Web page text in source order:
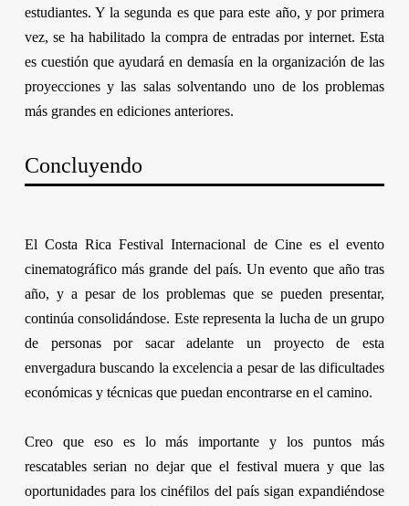
estudiantes. Y la segunda es que para este año, y por primera
vez, se ha habilitado la compra de entradas por internet. Esta
es cuestión que ayudará en demasía en la organización de las
proyecciones y las salas solventando uno de los problemas
más grandes en ediciones anteriores.
Concluyendo
ElCosta Rica Festival Internacional de Cinees el evento
cinematográfico más grande del país. Un evento que año tras
año, y a pesar de los problemas que se pueden presentar,
continúa consolidándose. Este representa la lucha de un grupo
de personas por sacar adelante un proyecto de esta
envergadura buscando la excelencia a pesar de las dificultades
económicas y técnicas que puedan encontrarse en el camino.
Creo que eso es lo más importante y los puntos más
rescatables serian no dejar que el festival muera y que las
oportunidades para los cinéfilos del país sigan expandiéndose